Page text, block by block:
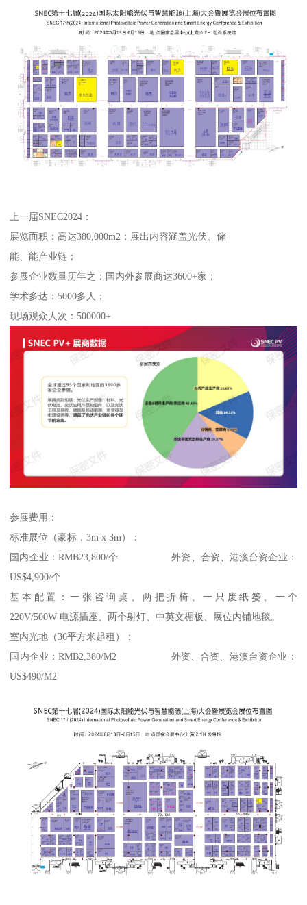
上一届SNEC2024：
展览面积：高达380,000m2；展出内容涵盖光伏、储
能、能产业链；
参展企业数量历年之：国内外参展商达3600+家；
学术多达：5000多人；
现场观众人次：500000+
参展费用：
标准展位（豪标，3m x 3m）：
国内企业：RMB23,800/个 外资、合资、港澳台资企业：
US$4,900/个
基本配置：一张咨询桌、两把折椅、一只废纸篓、一个
220V/500W 电源插座、两个射灯、中英文楣板、展位内铺地毯。
室内光地（36平方米起租）：
国内企业：RMB2,380/M2 外资、合资、港澳台资企业：
US$490/M2